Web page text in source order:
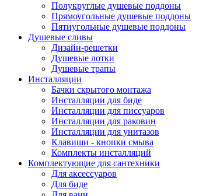
Полукруглые душевые поддоны
Прямоугольные душевые поддоны
Пятиугольные душевые поддоны
Душевые сливы
Дизайн-решетки
Душевые лотки
Душевые трапы
Инсталляции
Бачки скрытого монтажа
Инсталляции для биде
Инсталляции для писсуаров
Инсталляции для раковин
Инсталляции для унитазов
Клавиши - кнопки смыва
Комплекты инсталляций
Комплектующие для сантехники
Для аксессуаров
Для биде